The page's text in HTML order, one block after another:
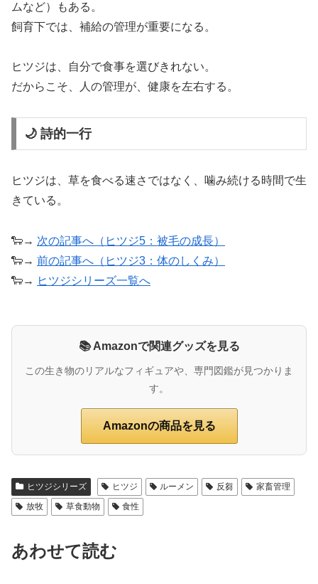
ムなど）もある。
飼育下では、補給の管理が重要になる。
ヒツジは、自分で食事を選びきれない。
だからこそ、人の管理が、健康を左右する。
🌙 詩的一行
ヒツジは、草を食べる速さではなく、噛み続ける時間で生
きている。
🐑→ 次の記事へ（ヒツジ5：被毛の成長）
🐑→ 前の記事へ（ヒツジ3：体のしくみ）
🐑→ ヒツジシリーズ一覧へ
📚 Amazonで関連グッズを見る
この生き物のリアルなフィギュアや、専門図鑑が見つかりま
す。
Amazonの商品を見る
ヒツジシリーズ ヒツジ ルーメン 反芻
家畜管理
放牧
草食動物 食性
あわせて読む